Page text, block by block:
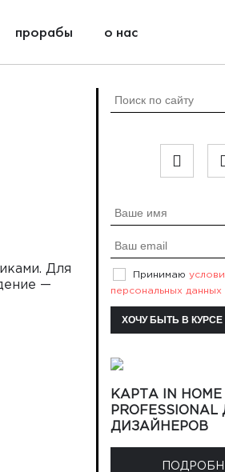
прорабы о нас
Для
—
Принимаю
персональных данных
КАРТА IN HOME
PROFESSIONAL
ДИЗАЙНЕРОВ